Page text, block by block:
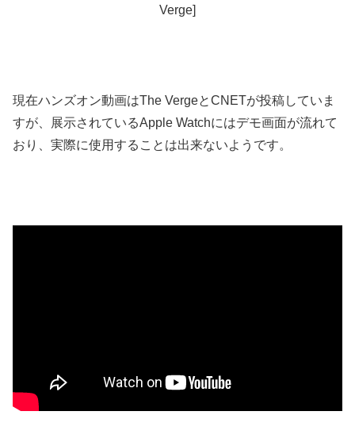
Verge]
現在ハンズオン動画はThe VergeとCNETが投稿していま
すが、展示されているApple Watchにはデモ画面が流れて
おり、実際に使用することは出来ないようです。